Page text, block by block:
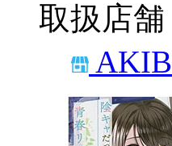
取扱店舗